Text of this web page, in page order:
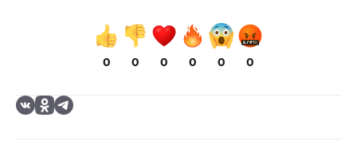
0 0 0 0 0 0